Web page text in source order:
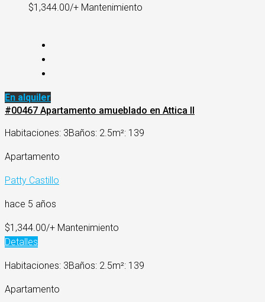
$1,344.00/+ Mantenimiento
En alquiler
#00467 Apartamento amueblado en Attica II
Habitaciones: 3Baños: 2.5m²: 139
Apartamento
Patty Castillo
hace 5 años
$1,344.00/+ Mantenimiento
Detalles
Habitaciones: 3Baños: 2.5m²: 139
Apartamento